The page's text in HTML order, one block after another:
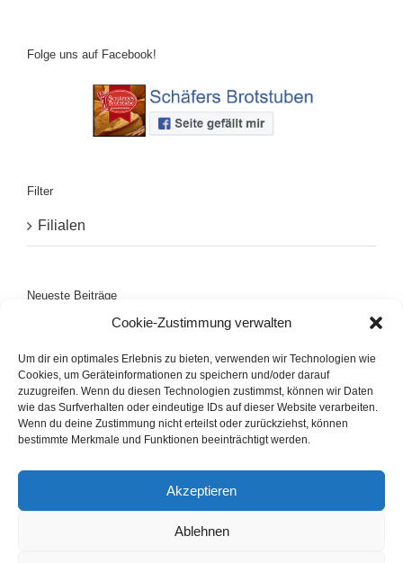
Cookie-Zustimmung verwalten
Um dir ein optimales Erlebnis zu bieten, verwenden wir Technologien wie
Cookies, um Geräteinformationen zu speichern und/oder darauf
zuzugreifen. Wenn du diesen Technologien zustimmst, können wir Daten
wie das Surfverhalten oder eindeutige IDs auf dieser Website verarbeiten.
Wenn du deine Zustimmung nicht erteilst oder zurückziehst, können
bestimmte Merkmale und Funktionen beeinträchtigt werden.
Akzeptieren
Ablehnen
Folge uns auf Facebook!
Filter
Filialen
Neueste Beiträge
Filiale Dalum
Filiale Hoogstede
Filiale Bawinkel
Filiale Rheiner Straße